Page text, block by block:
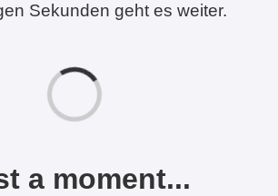
Sekunden geht es weiter.
a moment...